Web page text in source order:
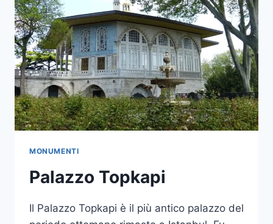
MONUMENTI
Palazzo Topkapi
Il Palazzo Topkapi è il più antico palazzo del